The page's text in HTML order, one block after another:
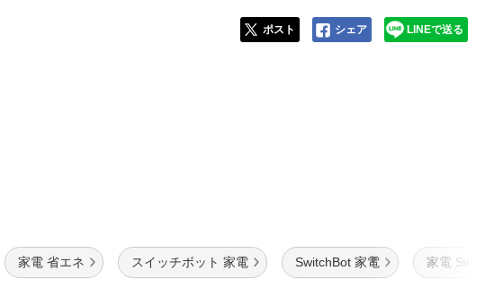
ポスト シェア LINEで送る
家電 省エネ スイッチボット 家電 SwitchBot 家電 家電 Switch